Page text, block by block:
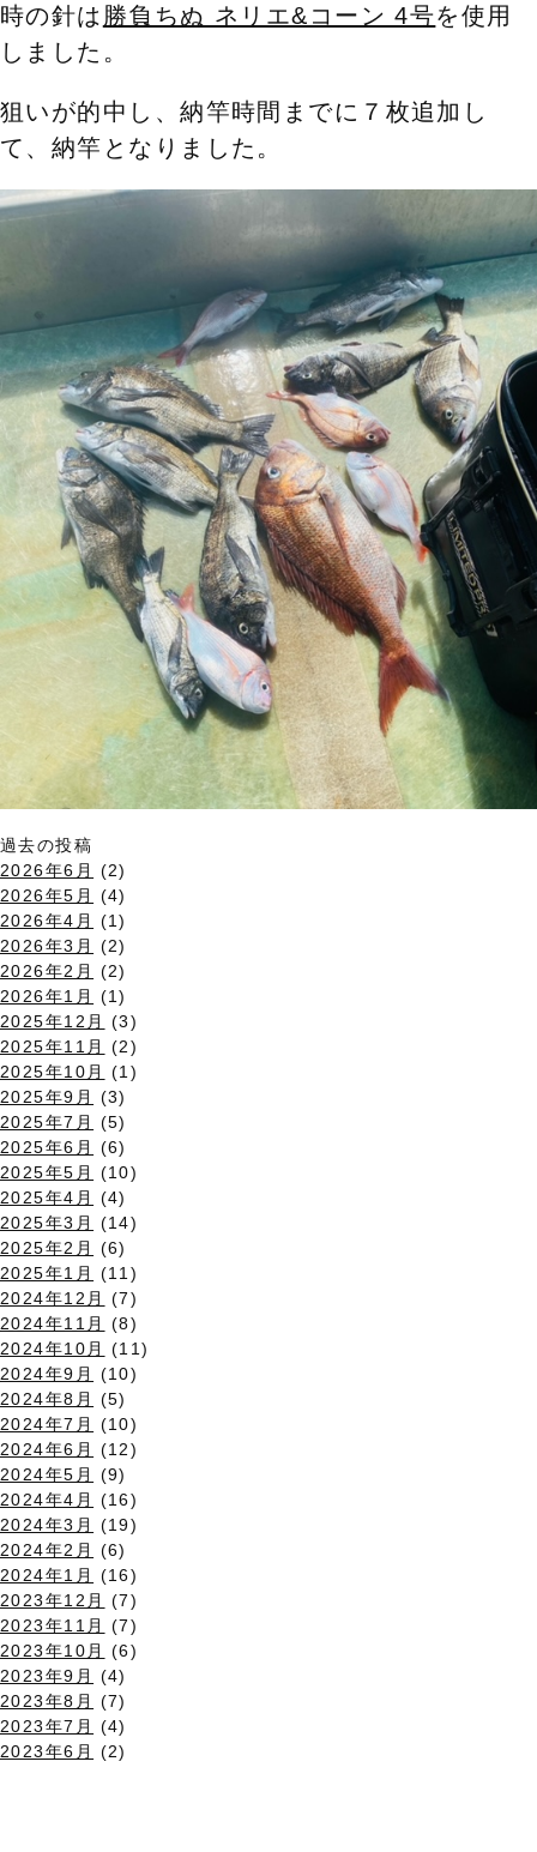
時の針は 勝負ちぬ ネリエ&コーン 4号を使用
しました。
狙いが的中し、納竿時間までに７枚追加し
て、納竿となりました。
過去の投稿
2026年6月
(2)
2026年5月
(4)
2026年4月
(1)
2026年3月
(2)
2026年2月
(2)
2026年1月
(1)
2025年12月
(3)
2025年11月
(2)
2025年10月
(1)
2025年9月
(3)
2025年7月
(5)
2025年6月
(6)
2025年5月
(10)
2025年4月
(4)
2025年3月
(14)
2025年2月
(6)
2025年1月
(11)
2024年12月
(7)
2024年11月
(8)
2024年10月
(11)
2024年9月
(10)
2024年8月
(5)
2024年7月
(10)
2024年6月
(12)
2024年5月
(9)
2024年4月
(16)
2024年3月
(19)
2024年2月
(6)
2024年1月
(16)
2023年12月
(7)
2023年11月
(7)
2023年10月
(6)
2023年9月
(4)
2023年8月
(7)
2023年7月
(4)
2023年6月
(2)